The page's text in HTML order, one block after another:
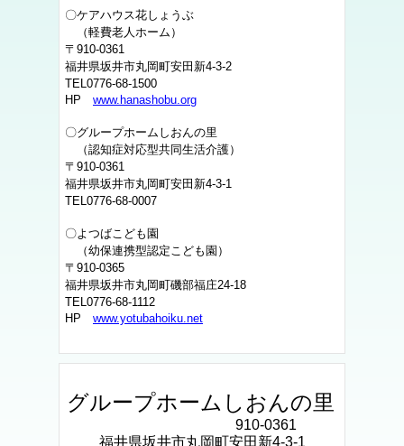
〇ケアハウス花しょうぶ
（軽費老人ホーム）
〒910-0361
福井県坂井市丸岡町安田新4-3-2
TEL0776-68-1500
HP www.hanashobu.org
〇グループホームしおんの里
（認知症対応型共同生活介護）
〒910-0361
福井県坂井市丸岡町安田新4-3-1
TEL0776-68-0007
〇よつばこども園
（幼保連携型認定こども園）
〒910-0365
福井県坂井市丸岡町磯部福庄24-18
TEL0776-68-1112
HP www.yotubahoiku.net
グループホームしおんの里
910-0361
福井県坂井市丸岡町安田新4-3-1